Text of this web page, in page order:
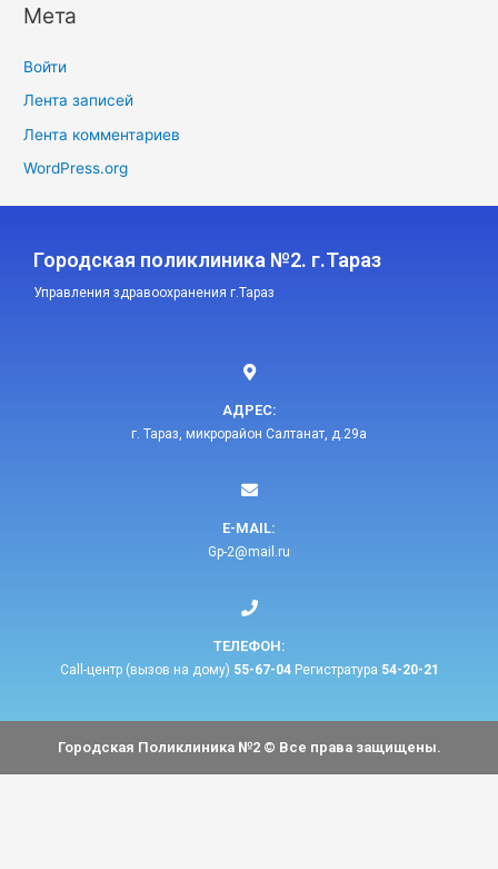
Мета
Войти
Лента записей
Лента комментариев
WordPress.org
Городская поликлиника №2. г.Тараз
Управления здравоохранения г.Тараз
АДРЕС:
г. Тараз, микрорайон Салтанат, д.29а
E-MAIL:​
Gp-2@mail.ru​
ТЕЛЕФОН:​
Call-центр (вызов на дому) 55-67-04Регистратура 54-20-21
Городская Поликлиника №2 © Все права защищены.